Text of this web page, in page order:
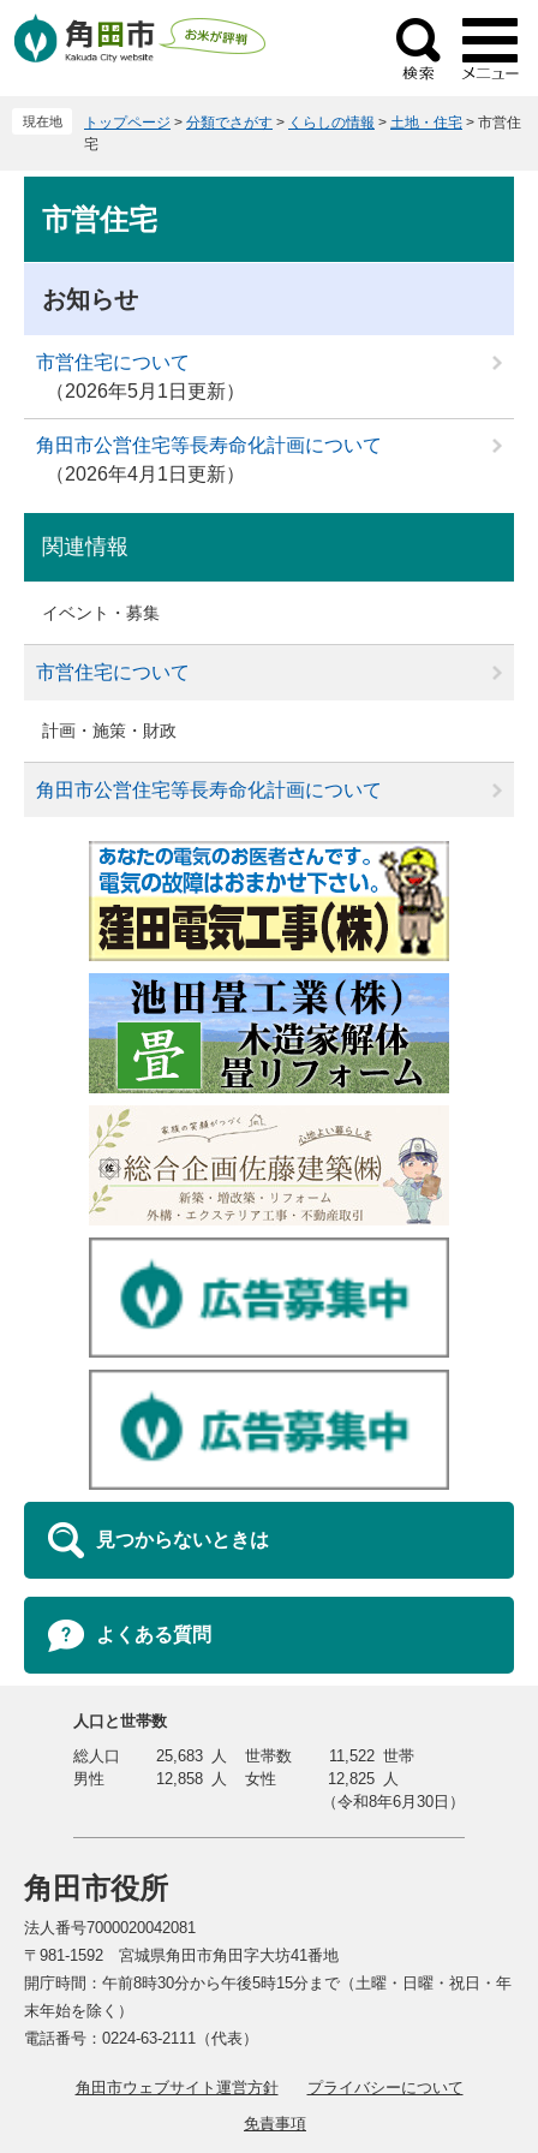
ー
ニ
検
索
現在地 トップページ > 分類でさがす > くらしの情報 > 土地・住宅 > 市営住
宅
文市営住宅
お知らせ
市営住宅について
2026年5月1日更新
角田市公営住宅等長寿命化計画について
2026年4月1日更新
関連情報
イベント・募集
市営住宅について
計画・施策・財政
角田市公営住宅等長寿命化計画について
見つからないときは
よくある質問
角田市役所
法人番号7000020042081
〒981-1592 宮城県角田市角田字大坊41番地
開庁時間：午前8時30分から午後5時15分まで（土曜・日曜・祝日・年
末年始を除く）
電話番号：0224-63-2111（代表）
角田市ウェブサイト運営方針
プライバシーについて
免責事項
人口と世帯数
総人口
25,683 人 世帯数 11,522 世帯
男性
12,858 人 女性 12,825 人
（令和8年6月30日）